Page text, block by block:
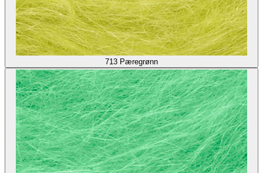
713 Pæregrønn